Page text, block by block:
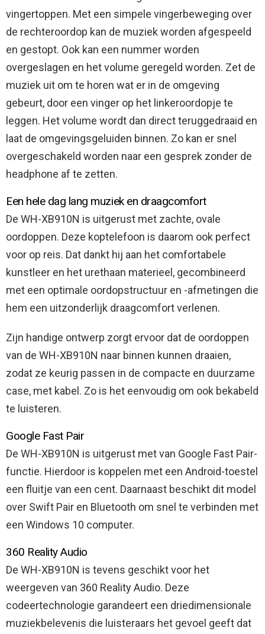
vingertoppen. Met een simpele vingerbeweging over
de rechteroordop kan de muziek worden afgespeeld
en gestopt. Ook kan een nummer worden
overgeslagen en het volume geregeld worden. Zet de
muziek uit om te horen wat er in de omgeving
gebeurt, door een vinger op het linkeroordopje te
leggen. Het volume wordt dan direct teruggedraaid en
laat de omgevingsgeluiden binnen. Zo kan er snel
overgeschakeld worden naar een gesprek zonder de
headphone af te zetten.
Een hele dag lang muziek en draagcomfort
De WH-XB910N is uitgerust met zachte, ovale
oordoppen. Deze koptelefoon is daarom ook perfect
voor op reis. Dat dankt hij aan het comfortabele
kunstleer en het urethaan materieel, gecombineerd
met een optimale oordopstructuur en -afmetingen die
hem een uitzonderlijk draagcomfort verlenen.
Zijn handige ontwerp zorgt ervoor dat de oordoppen
van de WH-XB910N naar binnen kunnen draaien,
zodat ze keurig passen in de compacte en duurzame
case, met kabel. Zo is het eenvoudig om ook bekabeld
te luisteren.
Google Fast Pair
De WH-XB910N is uitgerust met van Google Fast Pair-
functie. Hierdoor is koppelen met een Android-toestel
een fluitje van een cent. Daarnaast beschikt dit model
over Swift Pair en Bluetooth om snel te verbinden met
een Windows 10 computer.
360 Reality Audio
De WH-XB910N is tevens geschikt voor het
weergeven van 360 Reality Audio. Deze
codeertechnologie garandeert een driedimensionale
muziekbelevenis die luisteraars het gevoel geeft dat